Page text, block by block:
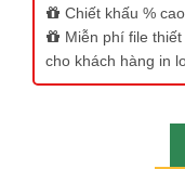
Chiết khấu %
Miễn phí file
cho khách hàng in